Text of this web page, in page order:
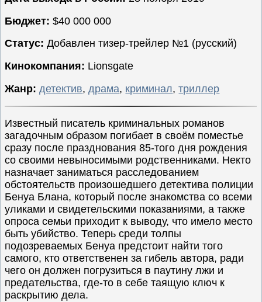
кино
Бюджет: $40 000 000
Статус: Добавлен тизер-трейлер №1 (русский)
Кинокомпания: Lionsgate
Жанр: детектив,драма, криминал,триллер
Известный писатель криминальных романов
загадочным образом погибает в своём поместье
сразу после празднования 85-того дня рождения
со своими невыносимыми родственниками. Некто
назначает заниматься расследованием
обстоятельств произошедшего детектива полиции
Бенуа Блана, который после знакомства со всеми
уликами и свидетельскими показаниями, а также
опроса семьи приходит к выводу, что имело место
быть убийство. Теперь среди толпы
подозреваемых Бенуа предстоит найти того
самого, кто ответственен за гибель автора, ради
чего он должен погрузиться в паутину лжи и
предательства, где-то в себе таящую ключ к
раскрытию дела.